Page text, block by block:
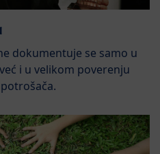
dokumentuje se samo u
i u velikom poverenju